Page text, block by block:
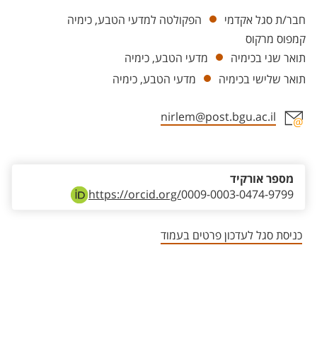
יחידות
חבר/ת סגל אקדמי
הפקולטה למדעי הטבע, כימיה
קמפוס מרקוס
תואר שני בכימיה
מדעי הטבע, כימיה
תואר שלישי בכימיה
מדעי הטבע, כימיה
nirlem@post.bgu.ac.il
https://orcid.org/0009-0003-0474-9799
מספר אורקיד
כניסת סגל לעדכון פרטים בעמוד